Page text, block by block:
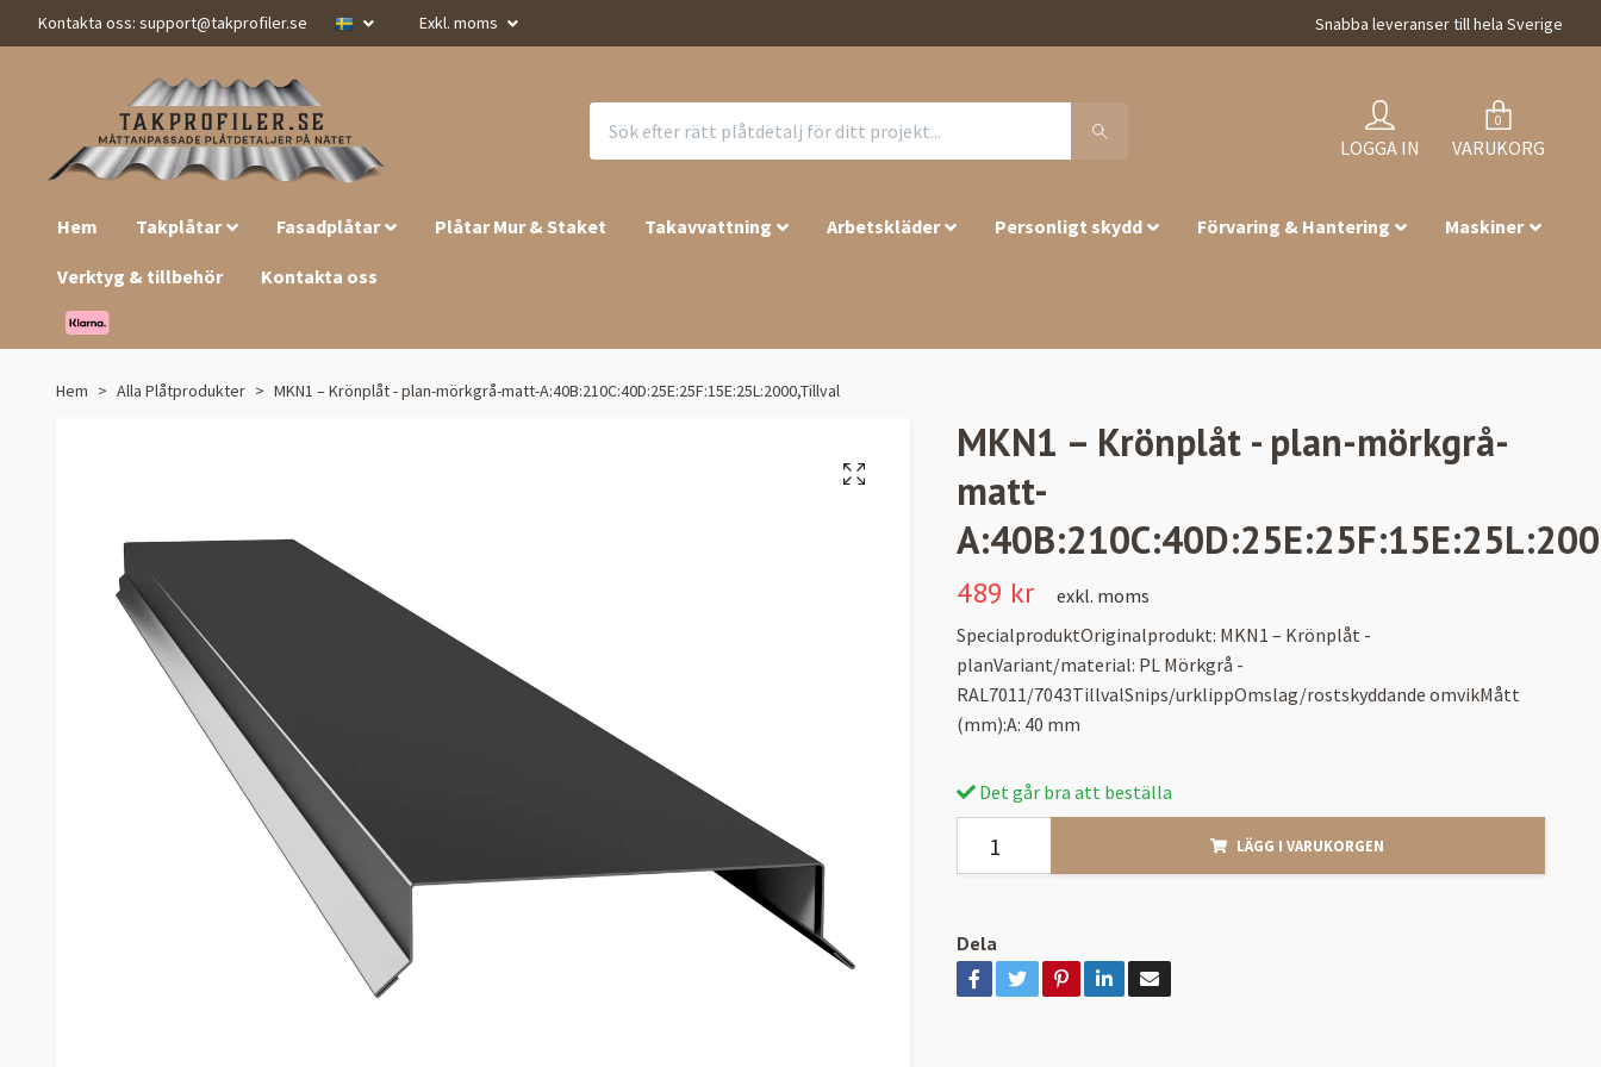
Kontakta oss: support@takprofiler.se Exkl. moms Snabba leveranser till hela Sverige
LOGGA IN
0
VARUKORG
Hem Takplåtar Fasadplåtar Plåtar Mur & Staket Takavvattning Arbetskläder Personligt skydd Förvaring & Hantering Maskiner
Verktyg & tillbehör Kontakta oss
Hem Alla Plåtprodukter MKN1 – Krönplåt - plan-mörkgrå-matt-A:40B:210C:40D:25E:25F:15E:25L:2000,Tillval
MKN1 – Krönplåt - plan-mörkgrå-
matt-
489 kr
exkl. moms
SpecialproduktOriginalprodukt: MKN1 – Krönplåt -
planVariant/material: PL Mörkgrå -
RAL7011/7043TillvalSnips/urklippOmslag/rostskyddande omvikMått
(mm):A: 40 mm
Det går bra att beställa
LÄGG I VARUKORGEN
Dela